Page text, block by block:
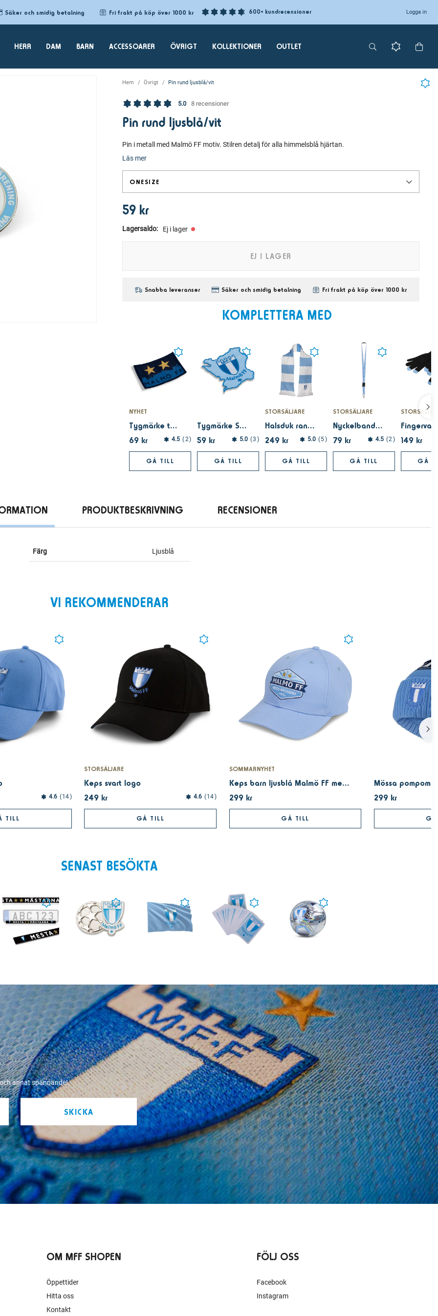
Säker och smidig betalning Fri frakt på köp över 1000 kr 600+ kundrecensioner Logga in
HERR DAM BARN ACCESSOARER ÖVRIGT KOLLEKTIONER OUTLET
Hem Övrigt Pin rund ljusblå/vit
5.0 8 recensioner
Pin rund ljusblå/vit
Pin i metall med Malmö FF motiv. Stilren detalj för alla himmelsblå hjärtan.
Läs mer
ONESIZE
59 kr
Lagersaldo: Ej i lager
EJ I LAGER
Snabba leveranser Säker och smidig betalning Fri frakt på köp över 1000 kr
KOMPLETTERA MED
NYHET
Tygmärke två stjärnor
69 kr
4.5 2
GÅ TILL
Tygmärke Skåne
59 kr
5.0 3
GÅ TILL
STORSÄLJARE
Halsduk randig brodyr
249 kr
5.0 5
GÅ TILL
STORSÄLJARE
Nyckelband klubbmärke
79 kr
4.5 2
GÅ TILL
149 kr
GÅ
PRODUKTBESKRIVNING RECENSIONER
Färg Ljusblå
VI REKOMMENDERAR
4.6 14
TILL
STORSÄLJARE
Keps svart logo
249 kr
4.6 14
GÅ TILL
SOMMARNYHET
Keps barn ljusblå Malmö FF mesta mästarna
299 kr
GÅ TILL
Mössa pompom
299 kr
SENAST BESÖKTA
annat spännande!
SKICKA
OM MFF SHOPEN
Öppettider
Hitta oss
Kontakt
FÖLJ OSS
Facebook
Instagram